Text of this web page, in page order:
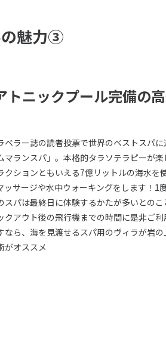
の魅力③
トニックプール完備の
ラー誌の読者投票で世界のベストスパに
ランスパ」。本格的タラソテラピーが楽
ションともいえる7億リットルの海水を
サージや水中ウォーキングをします！1
パは最終日に体験するかたが多いとのこ
アウト後の飛行機までの時間に是非ご利
ら、海を見渡せるスパ用のヴィラが岩の
がオススメ